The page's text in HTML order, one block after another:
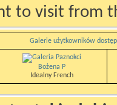
to visit from
Galerie użytkowników
Bożena P
Idealny French